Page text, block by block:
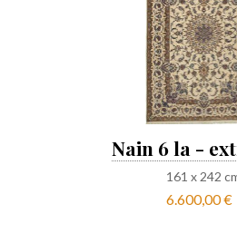
Nain 6 la -
161 x 242
6.600,00 €